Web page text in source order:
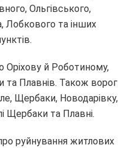
Ольгівського,
Лобкового та інших
Оріхову й Роботиному,
та Плавнів. Також ворог
Щербаки, Новодарівку,
Щербаки та Плавні.
руйнування житлових